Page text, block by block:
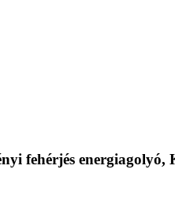
fehérjés energiagolyó,